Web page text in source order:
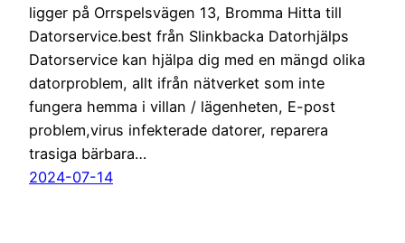
ligger på Orrspelsvägen 13, Bromma Hitta till
Datorservice.best från Slinkbacka Datorhjälps
Datorservice kan hjälpa dig med en mängd olika
datorproblem, allt ifrån nätverket som inte
fungera hemma i villan / lägenheten, E-post
problem,virus infekterade datorer, reparera
trasiga bärbara…
2024-07-14